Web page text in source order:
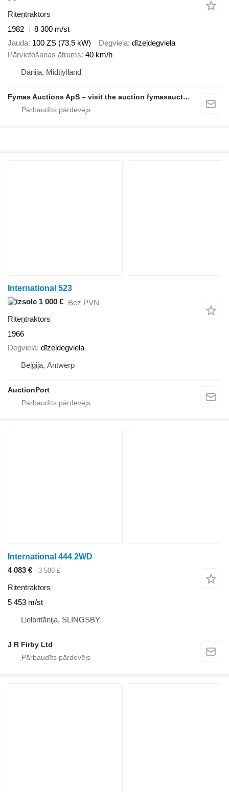
Riteņtraktors
1982
8 300 m/st
Jauda 100 ZS (73.5 kW) Degviela dīzeļdegviela
Pārvietošanas ātrums 40 km/h
Dānija, Midtjylland
Fymas Auctions ApS – visit the auction fymasauctions.dk
International 523
1 000 € Bez PVN
Riteņtraktors
1966
Degviela dīzeļdegviela
Beļģija, Antwerp
AuctionPort
International 444 2WD
4 083 €
3 500 £
Riteņtraktors
5 453 m/st
Lielbritānija, SLINGSBY
J R Firby Ltd